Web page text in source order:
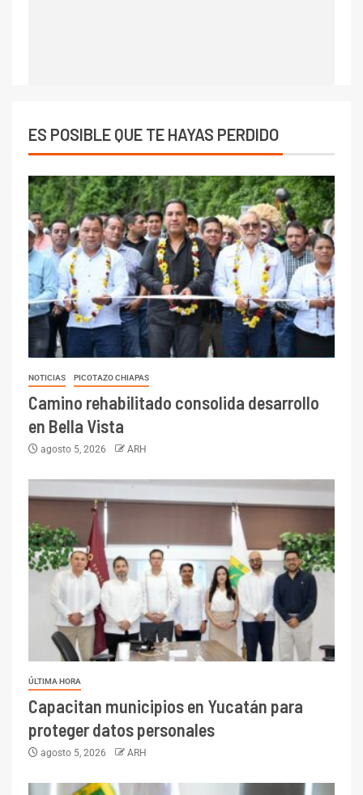
ES POSIBLE QUE TE HAYAS PERDIDO
NOTICIAS PICOTAZO CHIAPAS
Camino rehabilitado consolida desarrollo
en Bella Vista
agosto 5, 2026 ARH
ÚLTIMA HORA
Capacitan municipios en Yucatán para
proteger datos personales
agosto 5, 2026 ARH